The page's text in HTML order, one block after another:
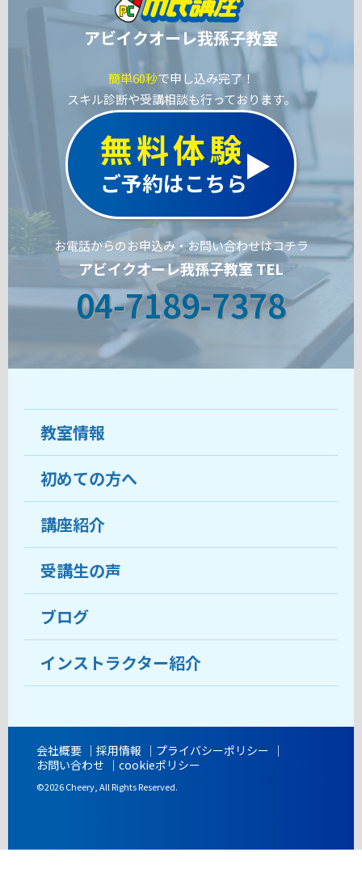
アビイクオーレ我孫子教室
簡単60秒で申し込み完了！
スキル診断や受講相談も行っております。
無料体験
ご予約はこちら
お電話からのお申込み・お問い合わせはコチラ
アビイクオーレ我孫子教室 TEL
04-7189-7378
教室情報
教室について
受講生の声
おすすめ・人気の講座
目的から講座を探す
教室ブログ
開講時間
初めての方へ
ココがおすすめ
料金
受講までの流れ
よくあるご質問
講座紹介
受講生の声
ブログ
インストラクター紹介
会社概要 採用情報
プライバシーポリシー
お問い合わせ
cookieポリシー
©2026 Cheery, All Rights Reserved.